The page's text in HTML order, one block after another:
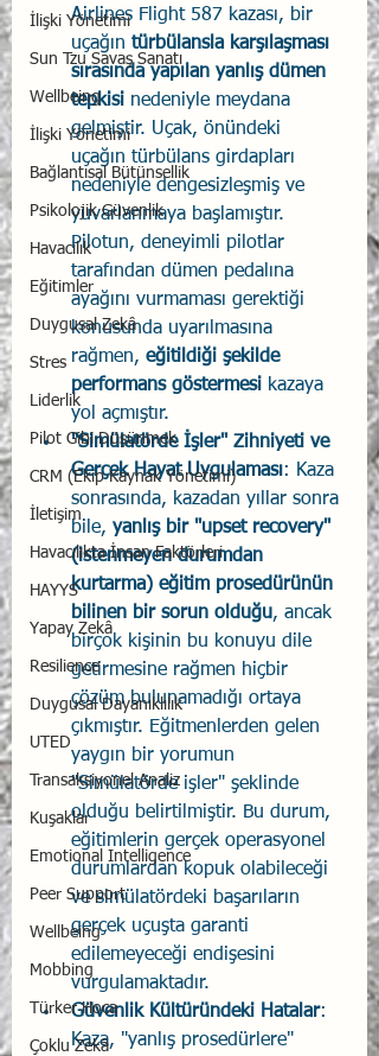
İlişki Yönetimi
Sun Tzu Savaş Sanatı
Wellbeing
İlişki Yönetimi
Bağlantısal Bütünsellik
Psikolojik Güvenlik
Havacılık
Eğitimler
Duygusal Zekâ
Stres
Liderlik
Pilot Gibi Düşünmek
CRM (Ekip Kaynak Yönetimi)
İletişim
Havacılıkta İnsan Faktörleri
HAYYS
Yapay Zekâ
Resilience
Duygusal Dayanıklılık
UTED
Transaksiyonel Analiz
Kuşaklar
Emotional Intelligence
Peer Support
Wellbeing
Mobbing
Türker Hoca
Çoklu Zekâ
Airlines Flight 587 kazası, bir
uçağın türbülansla karşılaşması
sırasında yapılan yanlış dümen
tepkisi nedeniyle meydana
gelmiştir. Uçak, önündeki
uçağın türbülans girdapları
nedeniyle dengesizleşmiş ve
yuvarlanmaya başlamıştır.
Pilotun, deneyimli pilotlar
tarafından dümen pedalına
ayağını vurmaması gerektiği
konusunda uyarılmasına
rağmen, eğitildiği şekilde
performans göstermesi kazaya
yol açmıştır.
"Simülatörde İşler" Zihniyeti ve
Gerçek Hayat Uygulaması: Kaza
sonrasında, kazadan yıllar sonra
bile, yanlış bir "upset recovery"
(istenmeyen durumdan
kurtarma) eğitim prosedürünün
bilinen bir sorun olduğu, ancak
birçok kişinin bu konuyu dile
getirmesine rağmen hiçbir
çözüm bulunamadığı ortaya
çıkmıştır. Eğitmenlerden gelen
yaygın bir yorumun
"Simülatörde işler" şeklinde
olduğu belirtilmiştir. Bu durum,
eğitimlerin gerçek operasyonel
durumlardan kopuk olabileceği
ve simülatördeki başarıların
gerçek uçuşta garanti
edilemeyeceği endişesini
vurgulamaktadır.
Güvenlik Kültüründeki Hatalar:
Kaza, "yanlış prosedürlere"